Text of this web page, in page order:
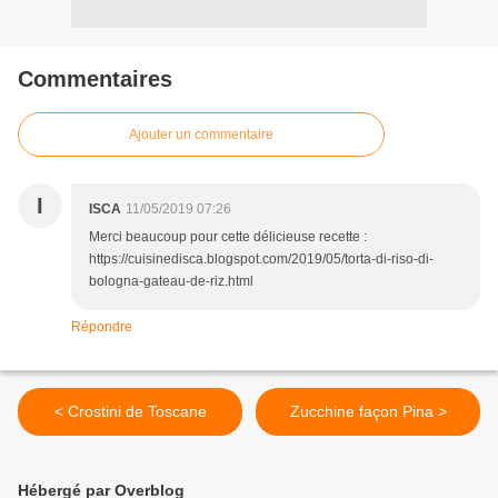
Commentaires
Ajouter un commentaire
I ISCA 11/05/2019 07:26
Merci beaucoup pour cette délicieuse recette :
https://cuisinedisca.blogspot.com/2019/05/torta-di-riso-di-
bologna-gateau-de-riz.html
Répondre
< Crostini de Toscane Zucchine façon Pina >
Hébergé par Overblog